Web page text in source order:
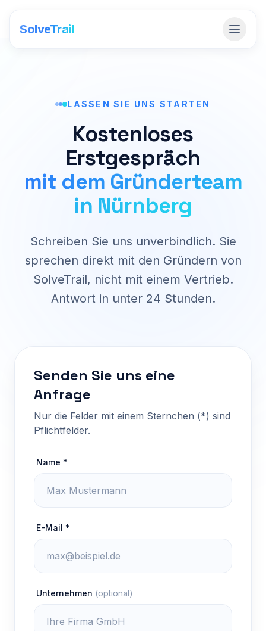
SolveTrail
LASSEN SIE UNS STARTEN
Kostenloses
Erstgespräch
mit dem Gründerteam
in Nürnberg
Schreiben Sie uns unverbindlich. Sie
sprechen direkt mit den Gründern von
SolveTrail, nicht mit einem Vertrieb.
Antwort in unter 24 Stunden.
Senden Sie uns eine
Anfrage
Nur die Felder mit einem Sternchen (*) sind
Pflichtfelder.
Name *
E-Mail *
Unternehmen (optional)